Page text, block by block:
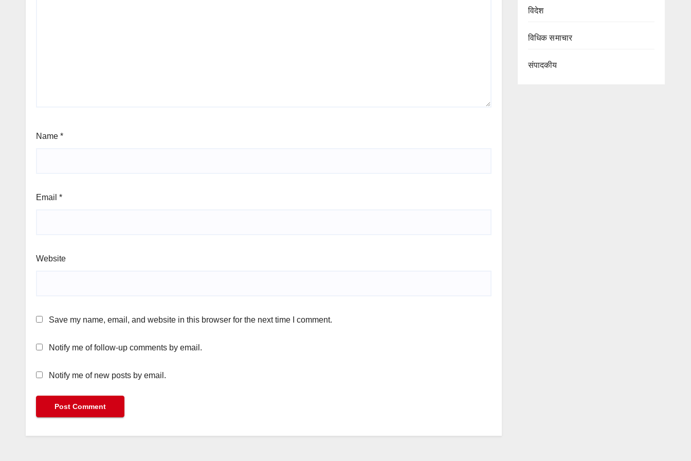
Name *
Email *
Website
Save my name, email, and website in this browser for the next time I comment.
Notify me of follow-up comments by email.
Notify me of new posts by email.
विदेश
विधिक समाचार
संपादकीय